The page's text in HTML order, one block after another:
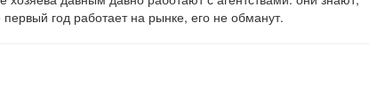
год работает на рынке, его не обманут.